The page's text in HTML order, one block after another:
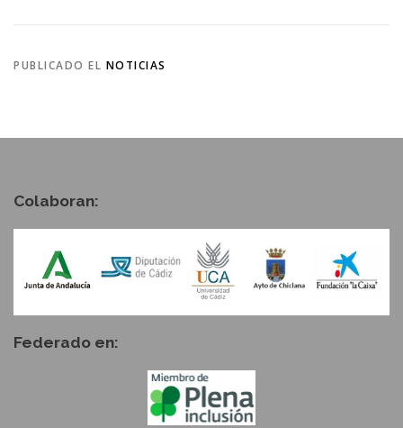
PUBLICADO EL NOTICIAS
Colaboran:
Federado en: